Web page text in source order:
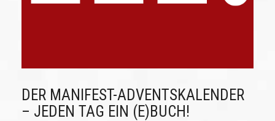
DER MANIFEST-ADVENTSKALENDER
– JEDEN TAG EIN (E)BUCH!